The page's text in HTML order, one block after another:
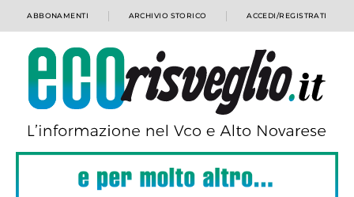
ABBONAMENTI ARCHIVIO STORICO ACCEDI/REGISTRATI